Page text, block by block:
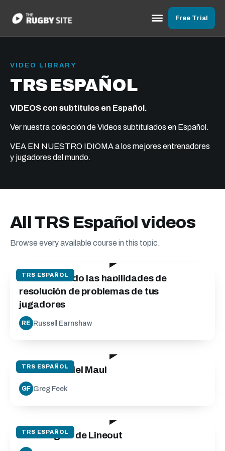
Free Trial
VIDEO LIBRARY
TRS ESPAÑOL
VIDEOS con subtítulos en Español.
Ver nuestra colección de Videos subtitulados en Español.
VEA EN NUESTRO IDIOMA a los mejores entrenadores
y jugadores del mundo.
All TRS Español videos
Browse every available course in this topic.
TRS ESPAÑOL
Desarrollando las habilidades de
resolución de problemas de tus
jugadores
RE Russell Earnshaw
TRS ESPAÑOL
20:00
Formación del Maul
GF Greg Feek
TRS ESPAÑOL
Estrategias de Lineout